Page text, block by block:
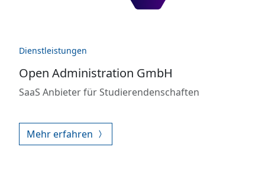
Dienstleistungen
Open Administration GmbH
SaaS Anbieter für Studierendenschaften
Mehr erfahren